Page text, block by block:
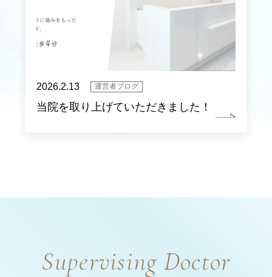
2026.2.13 運営者ブログ
当院を取り上げていただきました！
Supervising Doctor